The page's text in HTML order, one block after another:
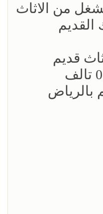
من الاثاث
القديم
قديم
بالرياض